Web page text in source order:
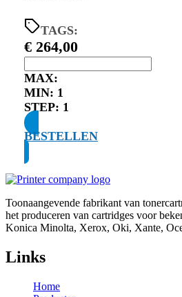
TAGS:
€ 264,00
MAX:
MIN: 1
STEP: 1
BESTELLEN
Toonaangevende fabrikant van
het produceren van cartridges voor
Konica Minolta, Xerox, Oki, Xante,
Links
Home